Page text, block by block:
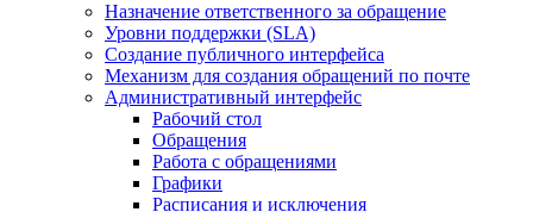
Назначение ответственного за обращение
Уровни поддержки (SLA)
Создание публичного интерфейса
Механизм для создания обращений по почте
Административный интерфейс
Рабочий стол
Обращения
Работа с обращениями
Графики
Расписания и исключения